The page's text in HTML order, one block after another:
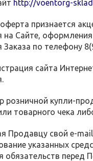
http://voentorg-
признается
на Сайте,
Заказа по телефону
сайта
розничной купли-
товарного чека
Продавцу свой e-
указанных
обязательств перед